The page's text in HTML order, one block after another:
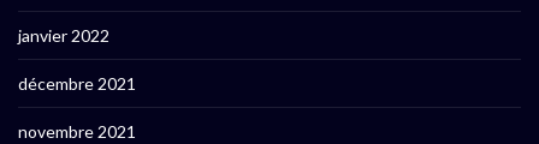
janvier 2022
décembre 2021
novembre 2021